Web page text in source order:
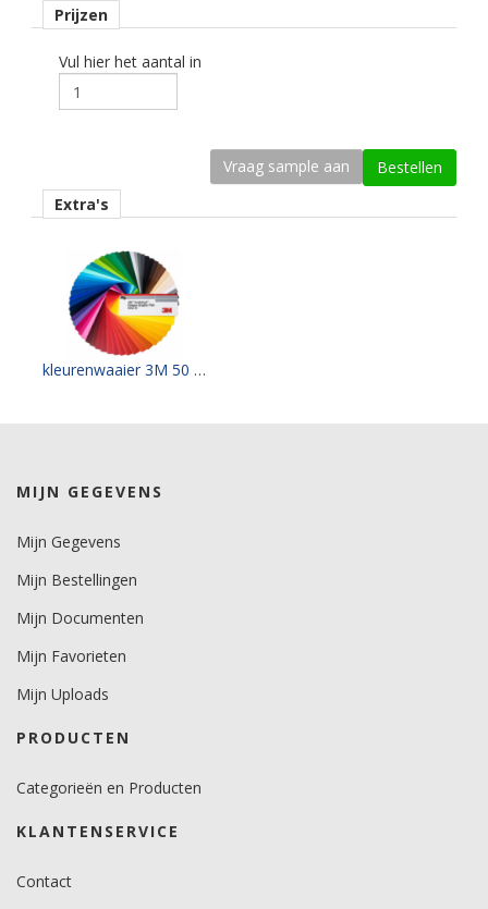
75 mu.
Kleefkracht (N/25mm)
Maximale krimp (mm)
0,4.
Minimale aanbrengstemperatuur (°C)
Temperatuurbereik (°C)
-40 tot +80.
Prijzen
Vul hier het aantal in
Extra's
kleurenwaaier 3M 50 serie
MIJN GEGEVENS
Mijn Gegevens
Mijn Bestellingen
Mijn Documenten
Mijn Favorieten
Mijn Uploads
PRODUCTEN
Categorieën en Producten
KLANTENSERVICE
Contact